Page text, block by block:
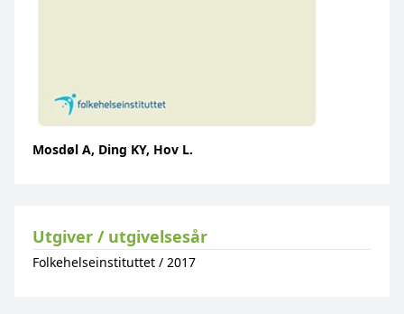
Mosdøl A, Ding KY, Hov L.
Utgiver / utgivelsesår
Folkehelseinstituttet / 2017